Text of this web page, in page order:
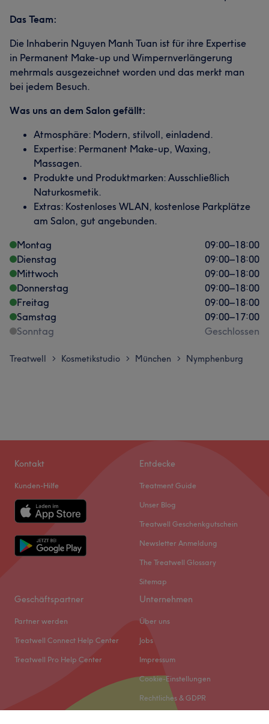
Das Team:
Die Inhaberin Nguyen Manh Tuan ist für ihre Expertise
in Permanent Make-up und Wimpernverlängerung
mehrmals ausgezeichnet worden und das merkt man
bei jedem Besuch.
Was uns an dem Salon gefällt:
Atmosphäre: Modern, stilvoll, einladend.
Expertise: Permanent Make-up, Waxing,
Massagen.
Produkte und Produktmarken: Ausschließlich
Naturkosmetik.
Extras: Kostenloses WLAN, kostenlose Parkplätze
am Salon, gut angebunden.
Montag
09:00–18:00
Dienstag
09:00–18:00
Mittwoch
09:00–18:00
Donnerstag
09:00–18:00
Freitag
09:00–18:00
Samstag
09:00–17:00
Sonntag
Geschlossen
Treatwell > Kosmetikstudio > München > Nymphenburg
Kontakt
Kunden-Hilfe
Entdecke
Treatment Guide
Unser Blog
Treatwell Geschenkgutschein
Newsletter Anmeldung
The Treatwell Glossary
Sitemap
Geschäftspartner
Partner werden
Treatwell Connect Help Center
Treatwell Pro Help Center
Unternehmen
Über uns
Jobs
Impressum
Cookie-Einstellungen
Rechtliches & GDPR